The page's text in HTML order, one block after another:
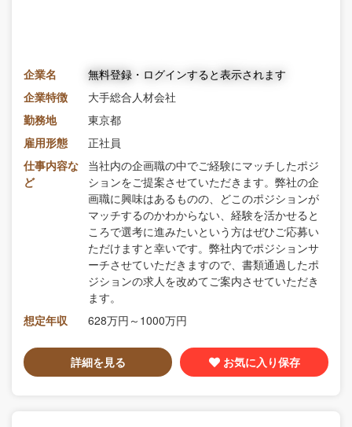
企業名
無料登録・ログインすると表示されます
企業特徴
大手総合人材会社
勤務地
東京都
雇用形態
正社員
仕事内容な
ど
当社内の企画職の中でご経験にマッチしたポジ
ションをご提案させていただきます。弊社の企
画職に興味はあるものの、どこのポジションが
マッチするのかわからない、経験を活かせると
ころで選考に進みたいという方はぜひご応募い
ただけますと幸いです。弊社内でポジションサ
ーチさせていただきますので、書類通過したポ
ジションの求人を改めてご案内させていただき
ます。
想定年収
628万円～1000万円
詳細を見る お気に入り保存